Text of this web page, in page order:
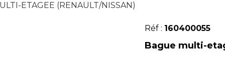
ETAGEE (RENAULT/NISSAN)
Réf : 160400055
Bague multi-